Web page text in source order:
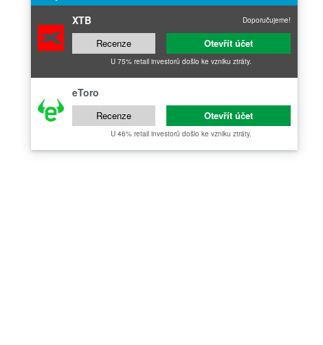
XTB Doporučujeme!
Recenze Otevřít účet
U 75% retail investorů došlo ke vzniku ztráty.
eToro
Recenze Otevřít účet
U 46% retail investorů došlo ke vzniku ztráty.